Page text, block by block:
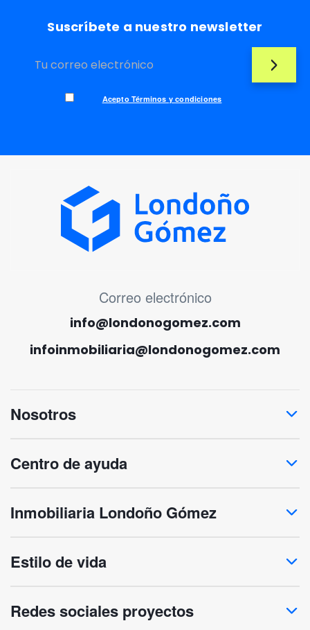
Suscríbete a nuestro newsletter
Acepto Términos y condiciones
MENÚ CORREO ELECTRÓNICO
Correo electrónico
info@londonogomez.com
infoinmobiliaria@londonogomez.com
Nosotros
Centro de ayuda
Inmobiliaria Londoño Gómez
Estilo de vida
Redes sociales proyectos